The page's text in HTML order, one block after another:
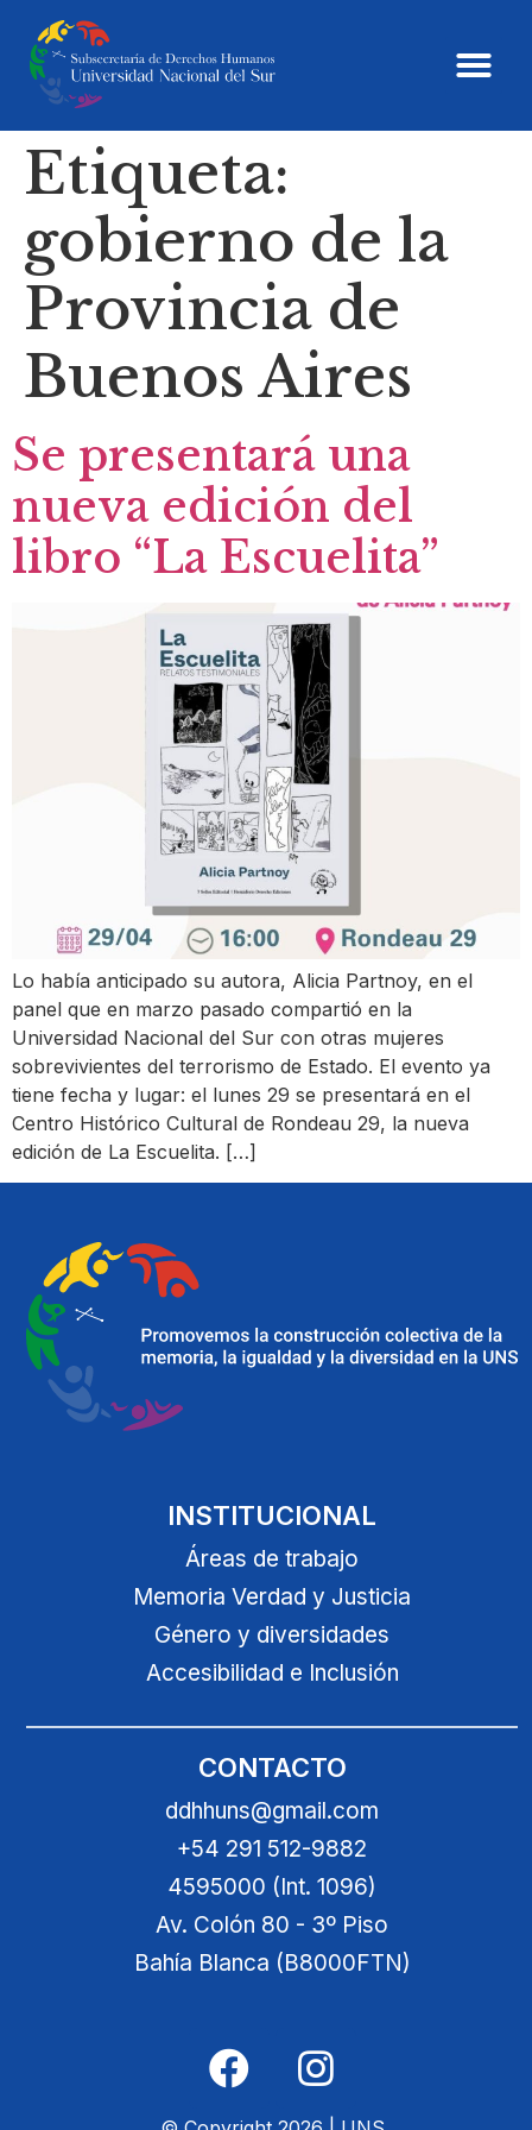
Etiqueta:
gobierno de la
Provincia de
Buenos Aires
Se presentará una
nueva edición del
libro “La Escuelita”
Lo había anticipado su autora, Alicia Partnoy, en el
panel que en marzo pasado compartió en la
Universidad Nacional del Sur con otras mujeres
sobrevivientes del terrorismo de Estado. El evento ya
tiene fecha y lugar: el lunes 29 se presentará en el
Centro Histórico Cultural de Rondeau 29, la nueva
edición de La Escuelita. […]
INSTITUCIONAL
Áreas de trabajo
Memoria Verdad y Justicia
Género y diversidades
Accesibilidad e Inclusión
CONTACTO
ddhhuns@gmail.com
+54 291 512-9882
4595000 (Int. 1096)
Av. Colón 80 - 3º Piso
Bahía Blanca (B8000FTN)